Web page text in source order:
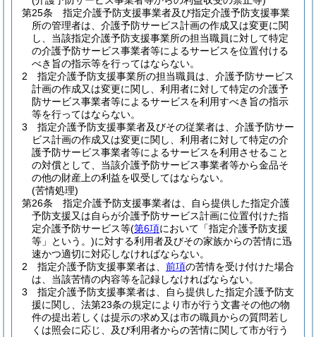
第25条
指定介護予防支援事業者及び指定介護予防支援事業
所の管理者は、介護予防サービス計画の作成又は変更に関
し、当該指定介護予防支援事業所の担当職員に対して特定
の介護予防サービス事業者等によるサービスを位置付ける
べき旨の指示等を行ってはならない。
2
指定介護予防支援事業所の担当職員は、介護予防サービス
計画の作成又は変更に関し、利用者に対して特定の介護予
防サービス事業者等によるサービスを利用すべき旨の指示
等を行ってはならない。
3
指定介護予防支援事業者及びその従業者は、介護予防サー
ビス計画の作成又は変更に関し、利用者に対して特定の介
護予防サービス事業者等によるサービスを利用させること
の対償として、当該介護予防サービス事業者等から金品そ
の他の財産上の利益を収受してはならない。
(苦情処理)
第26条
指定介護予防支援事業者は、自ら提供した指定介護
予防支援又は自らが介護予防サービス計画に位置付けた指
定介護予防サービス等(第6項において「指定介護予防支援
等」という。)に対する利用者及びその家族からの苦情に迅
速かつ適切に対応しなければならない。
2
指定介護予防支援事業者は、 前項の苦情を受け付けた場合
は、当該苦情の内容等を記録しなければならない。
3
指定介護予防支援事業者は、自ら提供した指定介護予防支
援に関し、法第23条の規定により市が行う文書その他の物
件の提出若しくは提示の求め又は市の職員からの質問若し
くは照会に応じ、及び利用者からの苦情に関して市が行う